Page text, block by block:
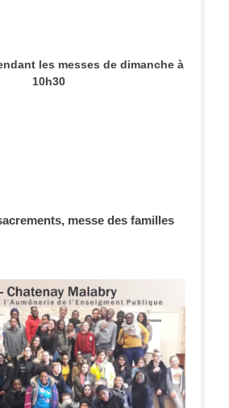
les messes de dimanche à
10h30
messe des familles